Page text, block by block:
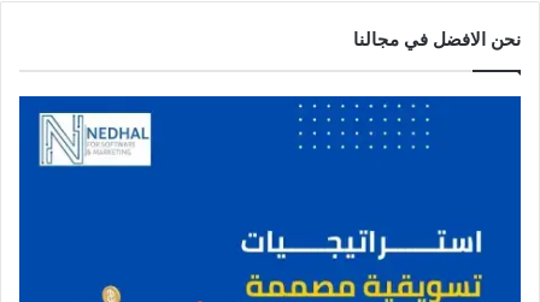
نحن الافضل في مجالنا